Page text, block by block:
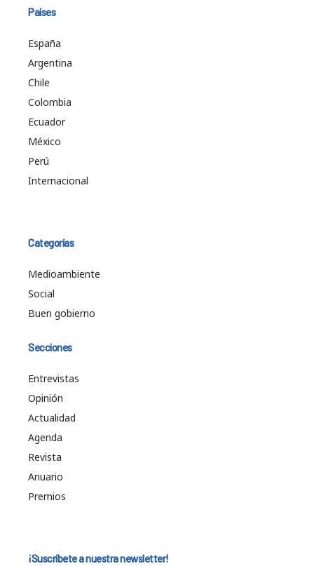
Países
España
Argentina
Chile
Colombia
Ecuador
México
Perú
Internacional
Categorías
Medioambiente
Social
Buen gobierno
Secciones
Entrevistas
Opinión
Actualidad
Agenda
Revista
Anuario
Premios
¡Suscríbete a nuestra newsletter!